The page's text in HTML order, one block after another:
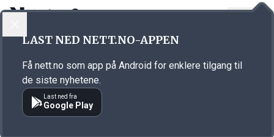
Annonsørinnhold
LAST NED NETT.NO-APPEN
Få nett.no som app på Android for enklere tilgang til
de siste nyhetene.
Last ned fra
Google Play